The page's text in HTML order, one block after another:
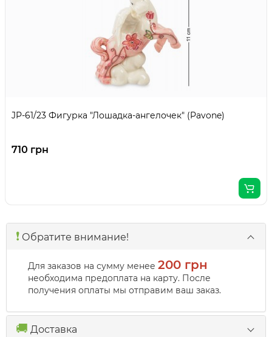
JP-61/23 Фигурка "Лошадка-ангелочек" (Pavone)
710 грн
❗️ Обратите внимание!
Для заказов на сумму менее 200 грн
необходима предоплата на карту. После
получения оплаты мы отправим ваш заказ.
🚚 Доставка